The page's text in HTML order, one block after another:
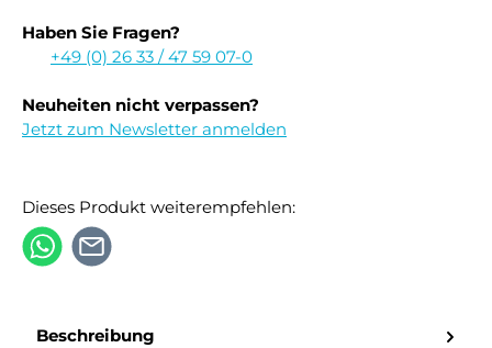
Haben Sie Fragen?
+49 (0) 26 33 / 47 59 07-0
Neuheiten nicht verpassen?
Jetzt zum Newsletter anmelden
Dieses Produkt weiterempfehlen:
Beschreibung